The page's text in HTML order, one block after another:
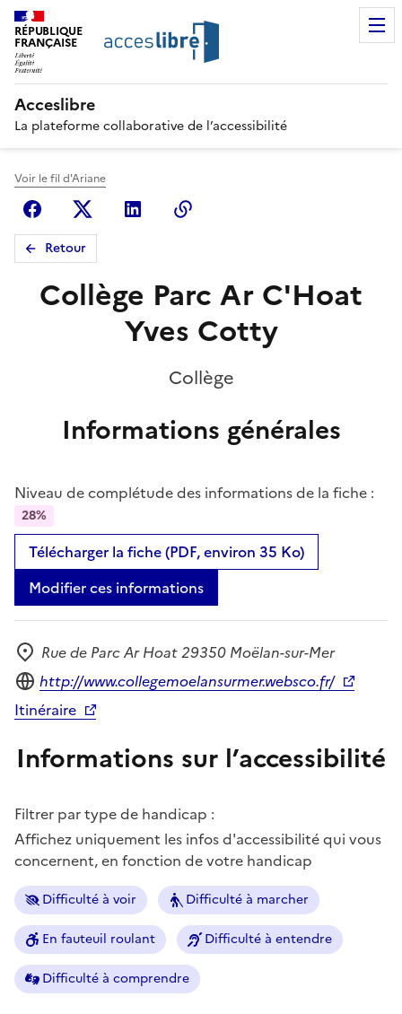
RÉPUBLIQUE
FRANÇAISE
Acceslibre
La plateforme collaborative de l’accessibilité
Voir le fil d'Ariane
FacebookX (anciennement Twitter)
Linkedin
Retour
Collège Parc Ar C'Hoat
Yves Cotty
Collège
Informations générales
Niveau de complétude des informations de la fiche :
28%
Télécharger la fiche (PDF, environ 35 Ko)
Modifier ces informations
Adresse
Rue de Parc Ar Hoat 29350 Moëlan-sur-Mer
Site internet
http://www.collegemoelansurmer.websco.fr/
Itinéraire
Informations sur l’accessibilité
Filtrer par type de handicap :
Affichez uniquement les infos d'accessibilité qui vous
concernent, en fonction de votre handicap
Difficulté à voir Difficulté à marcher
En fauteuil roulant Difficulté à entendre
Difficulté à comprendre